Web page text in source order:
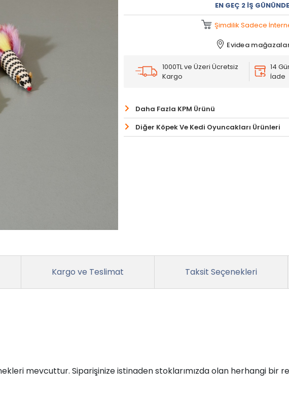
EN GEÇ 2 İŞ
Şimdilik Sadece
Evidea
1000TL ve Üzeri Ücretsiz
Kargo
14
İade
Daha Fazla KPM Ürünü
Diğer Köpek Ve Kedi Oyuncakları Ürünleri
Kargo ve Teslimat Taksit Seçenekleri
mevcuttur. Siparişinize istinaden stoklarımızda olan herhangi bir